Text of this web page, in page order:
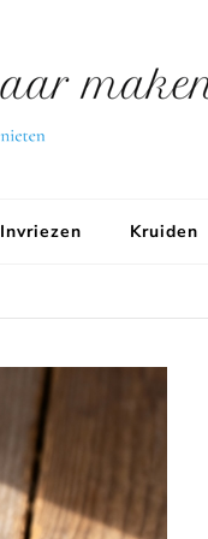
Invriezen Kruiden